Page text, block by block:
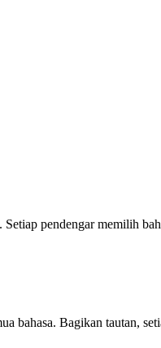
pendengar memilih
bahasa. Bagikan tautan,